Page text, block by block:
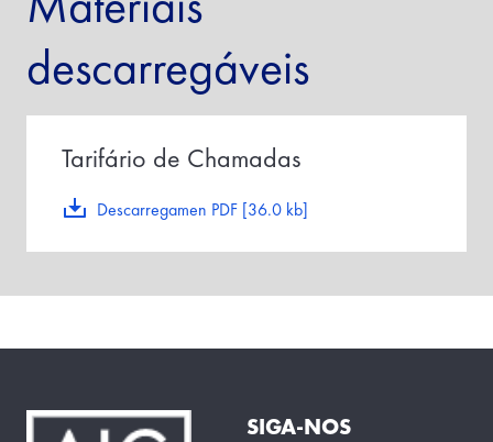
descarregáveis
Descarregamen PDF [36.0 kb]
Tarifário de Chamadas
SIGA-NOS